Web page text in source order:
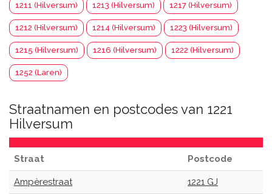
1211 (Hilversum) 1213 (Hilversum) 1217 (Hilversum)
1212 (Hilversum) 1214 (Hilversum) 1223 (Hilversum)
1215 (Hilversum) 1216 (Hilversum) 1222 (Hilversum)
1252 (Laren)
Straatnamen en postcodes van 1221
Hilversum
Straat Postcode
Ampèrestraat 1221 GJ